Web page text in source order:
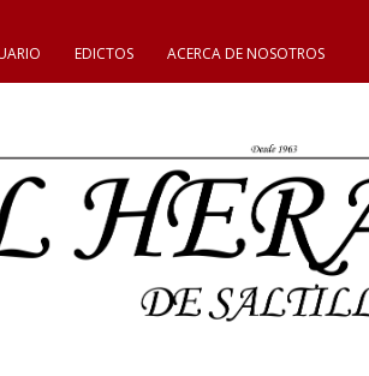
EDICTOS ACERCA DE NOSOTROS